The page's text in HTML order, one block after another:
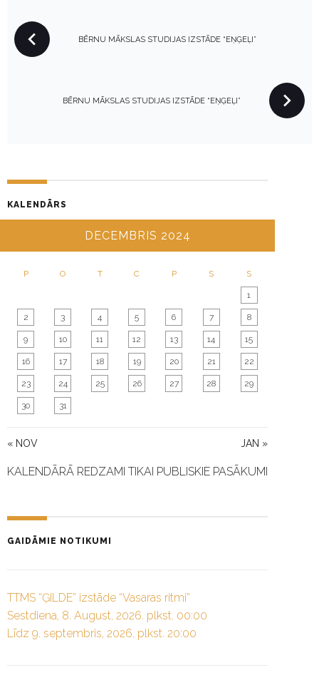
P
O
G
A
T
O
N
BĒRNU MĀKSLAS STUDIJAS IZSTĀDE “EŅĢEĻI”
BĒRNU MĀKSLAS STUDIJAS IZSTĀDE “EŅĢEĻI”
KALENDĀRS
DECEMBRIS 2024
P O T C P S S
« NOV JAN »
1
2 3 4 5 6 7 8
9 10 11 12 13 14 15
16 17 18 19 20 21 22
23 24 25 26 27 28 29
30 31
KALENDĀRĀ REDZAMI TIKAI PUBLISKIE PASĀKUMI
GAIDĀMIE NOTIKUMI
TTMS “ĢILDE” izstāde “Vasaras ritmi”
Sestdiena, 8. August, 2026. plkst. 00:00
Līdz 9. septembris, 2026. plkst. 20:00